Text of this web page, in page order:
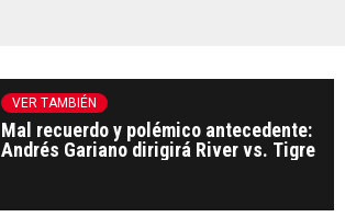
VER TAMBIÉN
Mal recuerdo y polémico antecedente:
Andrés Gariano dirigirá River vs. Tigre